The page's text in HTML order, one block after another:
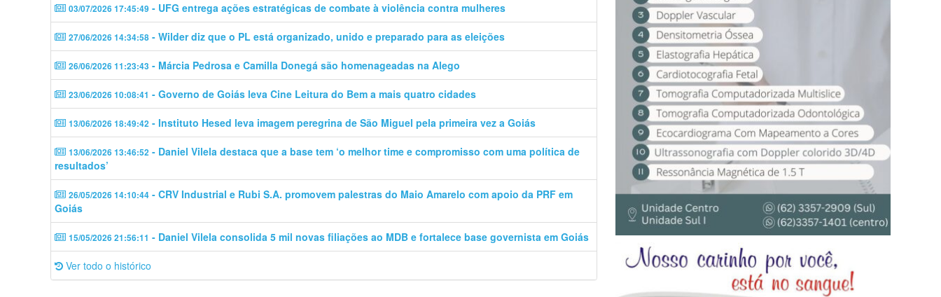
03/07/2026 17:45:49 - UFG entrega ações estratégicas de combate à violência contra mulheres
27/06/2026 14:34:58 - Wilder diz que o PL está organizado, unido e preparado para as eleições
26/06/2026 11:23:43 - Márcia Pedrosa e Camilla Donegá são homenageadas na Alego
23/06/2026 10:08:41 - Governo de Goiás leva Cine Leitura do Bem a mais quatro cidades
13/06/2026 18:49:42 - Instituto Hesed leva imagem peregrina de São Miguel pela primeira vez a Goiás
13/06/2026 13:46:52 - Daniel Vilela destaca que a base tem ‘o melhor time e compromisso com uma política de
resultados’
26/05/2026 14:10:44 - CRV Industrial e Rubi S.A. promovem palestras do Maio Amarelo com apoio da PRF em
Goiás
15/05/2026 21:56:11 - Daniel Vilela consolida 5 mil novas filiações ao MDB e fortalece base governista em Goiás
Ver todo o histórico